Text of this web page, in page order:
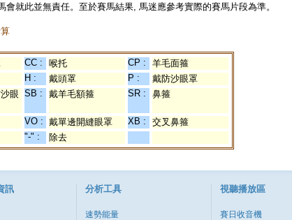
就此並無責任。至於賽馬結果, 馬迷應參考實際的賽馬片段為準。
CC : 喉托 CP :
羊毛面箍
H : 戴頭罩 P :
戴防沙眼罩
眼 SB : 戴羊毛額箍 SR : 鼻箍
VO : 戴單邊開縫眼罩 XB :
交叉鼻箍
"-" : 除去
訊 分析工具
速勢能量
視聽播放區
賽日收音機